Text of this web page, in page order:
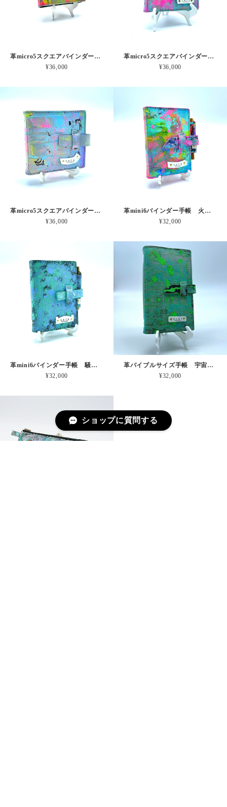
革micro5スクエアバインダー手帳 レインボー波形のうみ 本革
¥36,000
革micro5スクエアバインダー手帳 ピンクオーロラの爆発 本革
¥36,000
革micro5スクエアバインダー手帳 みずいろゾウさんピンク 本革
¥36,000
革mini6バインダー手帳 火の子舞う風景 本革
¥32,000
革mini6バインダー手帳 騒がしのしずか 本革
¥32,000
革バイブルサイズ手帳 宇宙のスクリーン 本革
¥32,000
ショップに質問する